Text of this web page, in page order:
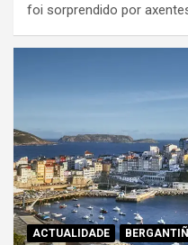
foi sorprendido por
ACTUALIDADE